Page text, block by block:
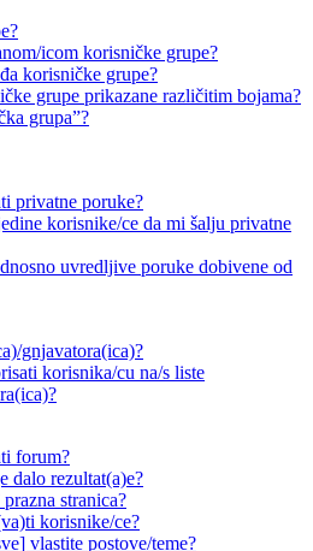
icom korisničke grupe?
korisničke grupe?
grupe prikazane različitim bojama?
grupa”?
privatne poruke?
korisnike/ce da mi šalju privatne
uvredljive poruke dobivene od
gnjavatora(ica)?
korisnika/cu na/s liste
forum?
dalo rezultat(a)e?
stranica?
korisnike/ce?
vlastite postove/teme?